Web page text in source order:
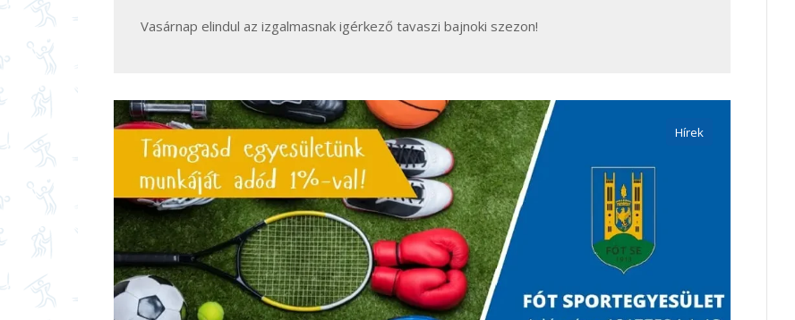
Vasárnap elindul az izgalmasnak igérkező tavaszi bajnoki szezon!
Hírek